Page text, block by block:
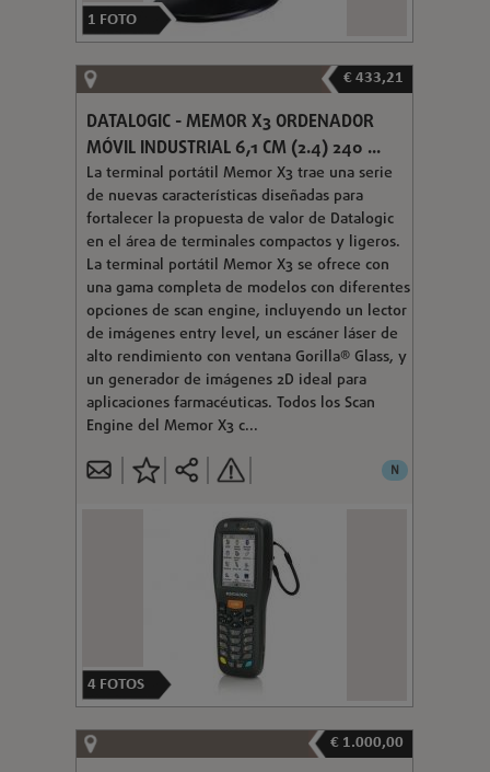
1 FOTO
€ 433,21
DATALOGIC - MEMOR X3 ORDENADOR
MÓVIL INDUSTRIAL 6,1 CM (2.4) 240 ...
La terminal portátil Memor X3 trae una serie
de nuevas características diseñadas para
fortalecer la propuesta de valor de Datalogic
en el área de terminales compactos y ligeros.
La terminal portátil Memor X3 se ofrece con
una gama completa de modelos con diferentes
opciones de scan engine, incluyendo un lector
de imágenes entry level, un escáner láser de
alto rendimiento con ventana Gorilla® Glass, y
un generador de imágenes 2D ideal para
aplicaciones farmacéuticas. Todos los Scan
Engine del Memor X3 c...
N
4 FOTOS
€ 1.000,00